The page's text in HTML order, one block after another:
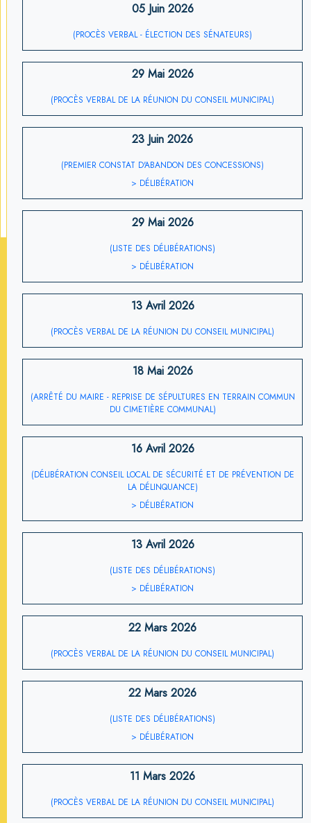
05 Juin 2026
(PROCÈS VERBAL - ÉLECTION DES SÉNATEURS)
29 Mai 2026
(PROCÈS VERBAL DE LA RÉUNION DU CONSEIL MUNICIPAL)
23 Juin 2026
(PREMIER CONSTAT D'ABANDON DES CONCESSIONS)
> DÉLIBÉRATION
29 Mai 2026
(LISTE DES DÉLIBÉRATIONS)
> DÉLIBÉRATION
13 Avril 2026
(PROCÈS VERBAL DE LA RÉUNION DU CONSEIL MUNICIPAL)
18 Mai 2026
(ARRÊTÉ DU MAIRE - REPRISE DE SÉPULTURES EN TERRAIN COMMUN
DU CIMETIÈRE COMMUNAL)
16 Avril 2026
(DÉLIBÉRATION CONSEIL LOCAL DE SÉCURITÉ ET DE PRÉVENTION DE
LA DÉLINQUANCE)
> DÉLIBÉRATION
13 Avril 2026
(LISTE DES DÉLIBÉRATIONS)
> DÉLIBÉRATION
22 Mars 2026
(PROCÈS VERBAL DE LA RÉUNION DU CONSEIL MUNICIPAL)
22 Mars 2026
(LISTE DES DÉLIBÉRATIONS)
> DÉLIBÉRATION
11 Mars 2026
(PROCÈS VERBAL DE LA RÉUNION DU CONSEIL MUNICIPAL)